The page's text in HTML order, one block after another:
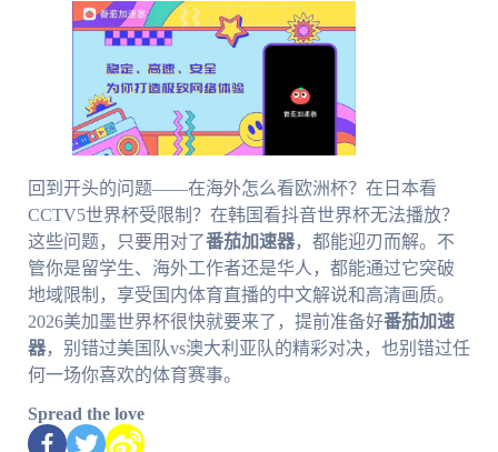
回到开头的问题——在海外怎么看欧洲杯？在日本看
CCTV5世界杯受限制？在韩国看抖音世界杯无法播放？
这些问题，只要用对了番茄加速器，都能迎刃而解。不
管你是留学生、海外工作者还是华人，都能通过它突破
地域限制，享受国内体育直播的中文解说和高清画质。
2026美加墨世界杯很快就要来了，提前准备好番茄加速
器，别错过美国队vs澳大利亚队的精彩对决，也别错过任
何一场你喜欢的体育赛事。
Spread the love